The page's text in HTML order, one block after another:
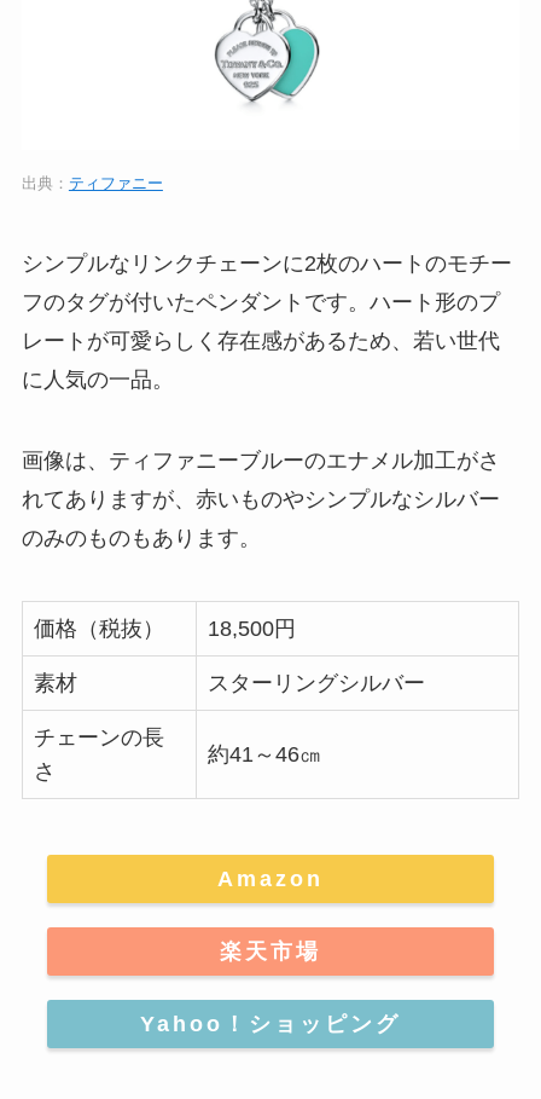
出典： ティファニー
シンプルなリンクチェーンに2枚のハートのモチー
フのタグが付いたペンダントです。ハート形のプ
レートが可愛らしく存在感があるため、若い世代
に人気の一品。
画像は、ティファニーブルーのエナメル加工がさ
れてありますが、赤いものやシンプルなシルバー
のみのものもあります。
価格（税抜） 18,500円
素材 スターリングシルバー
チェーンの長
さ
約41～46㎝
Amazon
楽天市場
Yahoo！ショッピング